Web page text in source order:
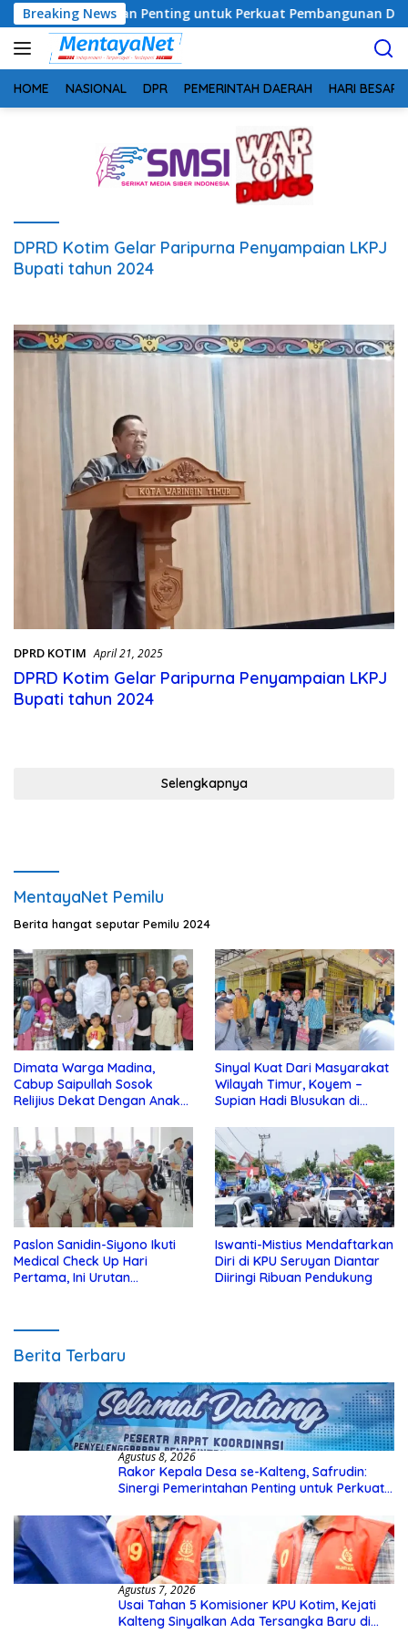
Langsung
ke
konten
Breaking NewsPenting untuk Perkuat Pembangunan Desa
HOME NASIONAL DPR PEMERINTAH DAERAH HARI BESAR
DPRD Kotim Gelar Paripurna Penyampaian LKPJ
Bupati tahun 2024
DPRD KOTIM April 21, 2025
DPRD Kotim Gelar Paripurna Penyampaian LKPJ
Bupati tahun 2024
Selengkapnya
MentayaNet Pemilu
Berita hangat seputar Pemilu 2024
Dimata Warga Madina,
Cabup Saipullah Sosok
Relijius Dekat Dengan Anak
Sinyal Kuat Dari Masyarakat
Wilayah Timur, Koyem –
Supian Hadi Blusukan di
Paslon Sanidin-Siyono Ikuti
Medical Check Up Hari
Pertama, Ini Urutan
Iswanti-Mistius Mendaftarkan
Diri di KPU Seruyan Diantar
Diiringi Ribuan Pendukung
Berita Terbaru
Agustus 8, 2026
Rakor Kepala Desa se-Kalteng, Safrudin:
Sinergi Pemerintahan Penting untuk Perkuat
Agustus 7, 2026
Usai Tahan 5 Komisioner KPU Kotim, Kejati
Kalteng Sinyalkan Ada Tersangka Baru di